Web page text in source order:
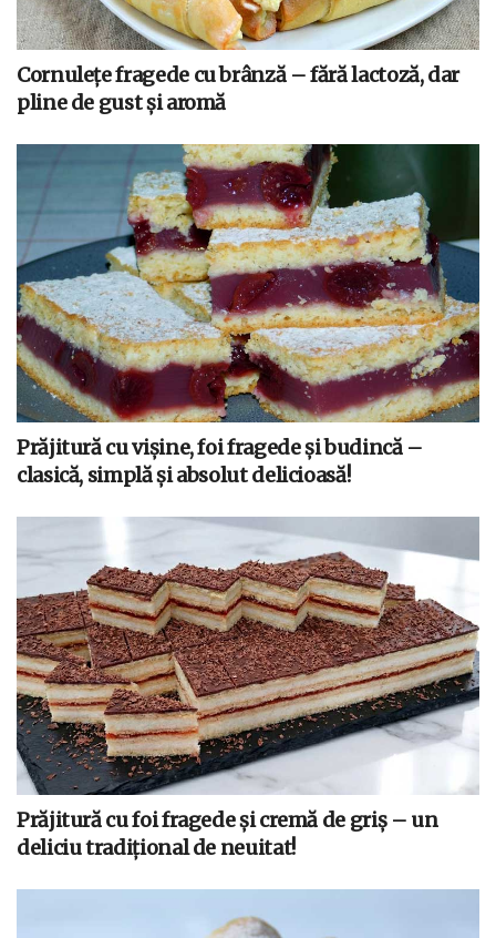
Cornulețe fragede cu brânză – fără lactoză, dar
pline de gust și aromă
Prăjitură cu vișine, foi fragede și budincă –
clasică, simplă și absolut delicioasă!
Prăjitură cu foi fragede și cremă de griș – un
deliciu tradițional de neuitat!